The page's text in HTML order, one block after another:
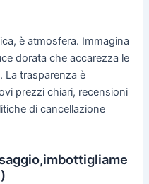
è atmosfera. Immagina
dorata che accarezza le
La trasparenza è
prezzi chiari, recensioni
di cancellazione